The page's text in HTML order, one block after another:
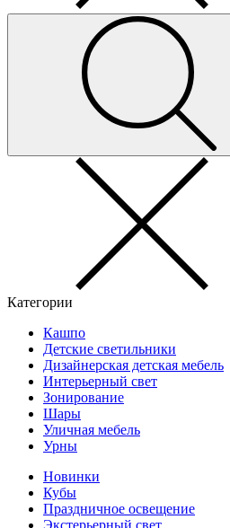
Категории
Кашпо
Детские светильники
Дизайнерская детская мебель
Интерьерный свет
Зонирование
Шары
Уличная мебель
Урны
Новинки
Кубы
Праздничное освещение
Экстерьерный свет